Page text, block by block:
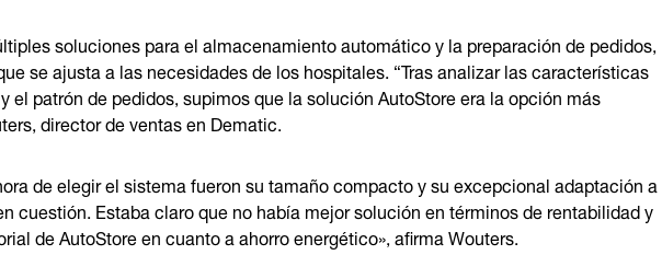
soluciones para el almacenamiento automático y la preparación de pedidos,
se ajusta a las necesidades de los hospitales. “Tras analizar las características
el patrón de pedidos, supimos que la solución AutoStore era la opción más
director de ventas en Dematic.
de elegir el sistema fueron su tamaño compacto y su excepcional adaptación a
cuestión. Estaba claro que no había mejor solución en términos de rentabilidad y
de AutoStore en cuanto a ahorro energético», afirma Wouters.